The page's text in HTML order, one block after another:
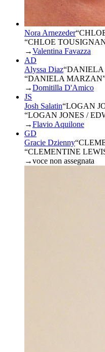
Nora Arnezeder“
“CHLOE
→Valentina Favazza
AD
Alyssa Diaz“
“DANIELA
→Domitilla D'Amico
JS
Josh Salatin“LOGAN
“LOGAN JONES /
→Flavio Aquilone
GD
Gracie Dzienny“
“CLEMENTINE
→voce non assegnata